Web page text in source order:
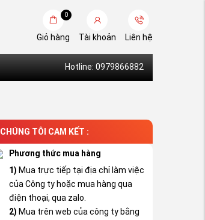
0
Giỏ hàng Tài khoản Liên hệ
Hotline: 0979866882
CHÚNG TÔI CAM KẾT :
Phương thức mua hàng
1) Mua trực tiếp tại địa chỉ làm việc
của Công ty hoặc mua hàng qua
điện thoại, qua zalo.
2) Mua trên web của công ty bằng